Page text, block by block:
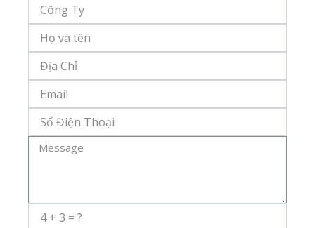
Chỉ
Điện
Thoại
Message